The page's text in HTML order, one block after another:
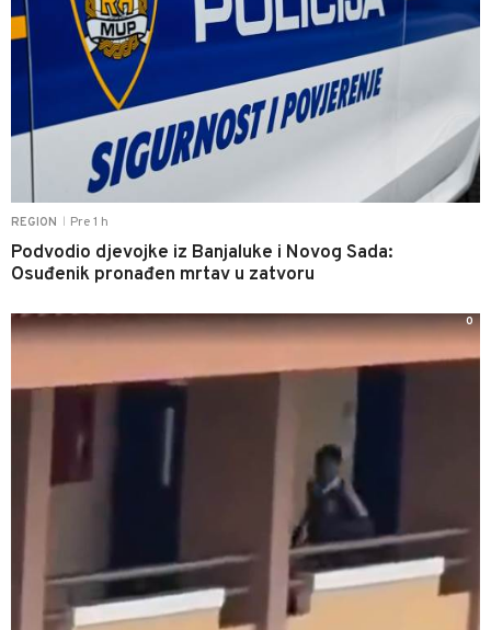
REGION Pre 1 h
Podvodio djevojke iz Banjaluke i Novog Sada:
Osuđenik pronađen mrtav u zatvoru
0